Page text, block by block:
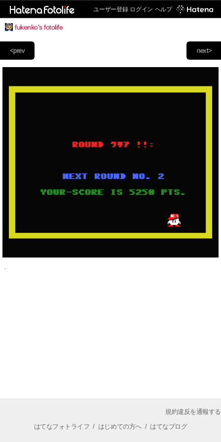
ユーザー登録 ログイン ヘルプ
fukenko's fotolife
next>
<prev
規約違反を通報する
はてなフォトライフ / はじめての方へ/ はてなブログ